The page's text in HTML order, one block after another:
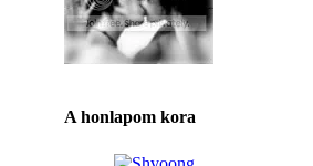
A honlapom kora